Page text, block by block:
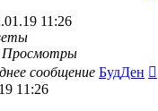
11:26
Просмотры
сообщение БудДен
11:26